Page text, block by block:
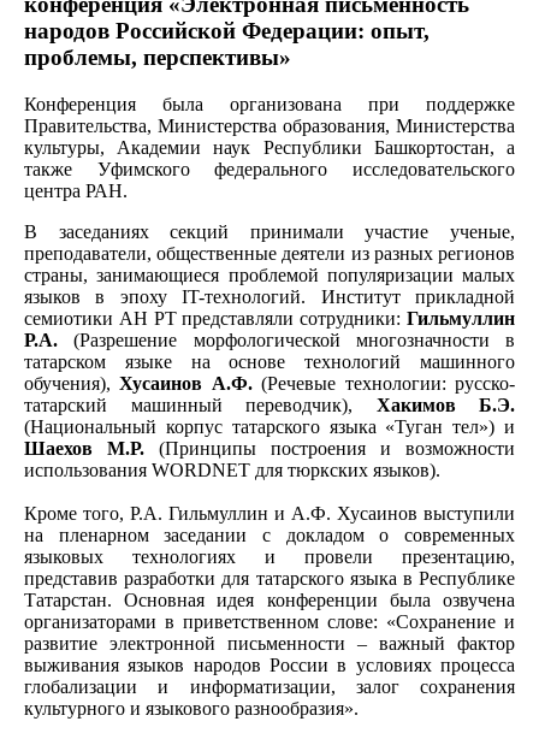
народов Российской Федерации: опыт,
проблемы, перспективы»
Конференция была организована при поддержке
Правительства, Министерства образования, Министерства
культуры, Академии наук Республики Башкортостан, а
также Уфимского федерального исследовательского
центра РАН.
В заседаниях секций принимали участие ученые,
преподаватели, общественные деятели из разных регионов
страны, занимающиеся проблемой популяризации малых
языков в эпоху IT-технологий. Институт прикладной
семиотики АН РТ представляли сотрудники: Гильмуллин
Р.А. (Разрешение морфологической многозначности в
татарском языке на основе технологий машинного
обучения),Хусаинов А.Ф.(Речевые технологии: русско-
татарский машинный переводчик), Хакимов Б.Э.
(Национальный корпус татарского языка «Туган тел») и
Шаехов М.Р. (Принципы построения и возможности
использования WORDNET для тюркских языков).
Кроме того, Р.А. Гильмуллин и А.Ф. Хусаинов выступили
на пленарном заседании с докладом о современных
языковых технологиях и провели презентацию,
представив разработки для татарского языка в Республике
Татарстан. Основная идея конференции была озвучена
организаторами в приветственном слове: «Сохранение и
развитие электронной письменности – важный фактор
выживания языков народов России в условиях процесса
глобализации и информатизации, залог сохранения
культурного и языкового разнообразия».